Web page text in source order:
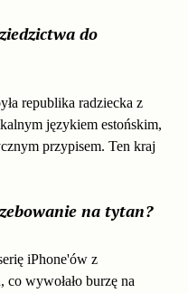
do
republika radziecka z
językiem estońskim,
przypisem. Ten kraj
na tytan?
iPhone'ów z
wywołało burzę na